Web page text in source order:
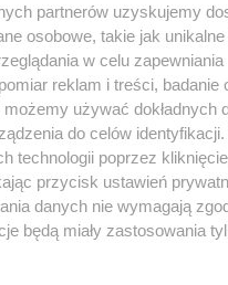
0
partnerów uzyskujemy
osobowe, takie jak
w celu zapewniania
reklam i treści, badanie
używać dokładnych
do celów identyfikacji.
technologii poprzez kliknięcie
przycisk ustawień
danych nie wymagają
będą miały zastosowania